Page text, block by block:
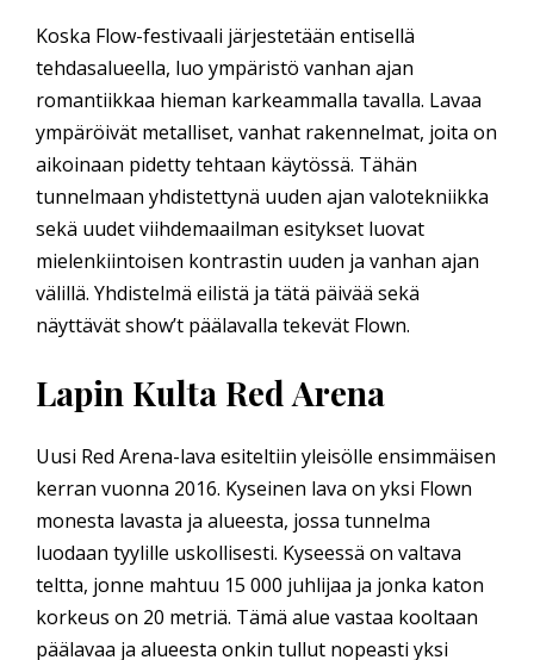
Koska Flow-festivaali järjestetään entisellä
tehdasalueella, luo ympäristö vanhan ajan
romantiikkaa hieman karkeammalla tavalla. Lavaa
ympäröivät metalliset, vanhat rakennelmat, joita on
aikoinaan pidetty tehtaan käytössä. Tähän
tunnelmaan yhdistettynä uuden ajan valotekniikka
sekä uudet viihdemaailman esitykset luovat
mielenkiintoisen kontrastin uuden ja vanhan ajan
välillä. Yhdistelmä eilistä ja tätä päivää sekä
näyttävät show’t päälavalla tekevät Flown.
Lapin Kulta Red Arena
Uusi Red Arena-lava esiteltiin yleisölle ensimmäisen
kerran vuonna 2016. Kyseinen lava on yksi Flown
monesta lavasta ja alueesta, jossa tunnelma
luodaan tyylille uskollisesti. Kyseessä on valtava
teltta, jonne mahtuu 15 000 juhlijaa ja jonka katon
korkeus on 20 metriä. Tämä alue vastaa kooltaan
päälavaa ja alueesta onkin tullut nopeasti yksi